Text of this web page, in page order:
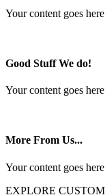
Your content goes
Good Stuff We do!
Your content goes
More From Us...
Your content goes
EXPLORE